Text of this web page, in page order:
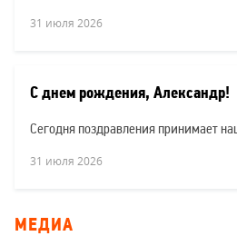
31 июля 2026
С днем рождения, Александр!
Сегодня поздравления принимает
31 июля 2026
МЕДИА